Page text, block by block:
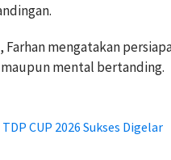
Farhan mengatakan
mental bertanding.
CUP 2026 Sukses Digelar